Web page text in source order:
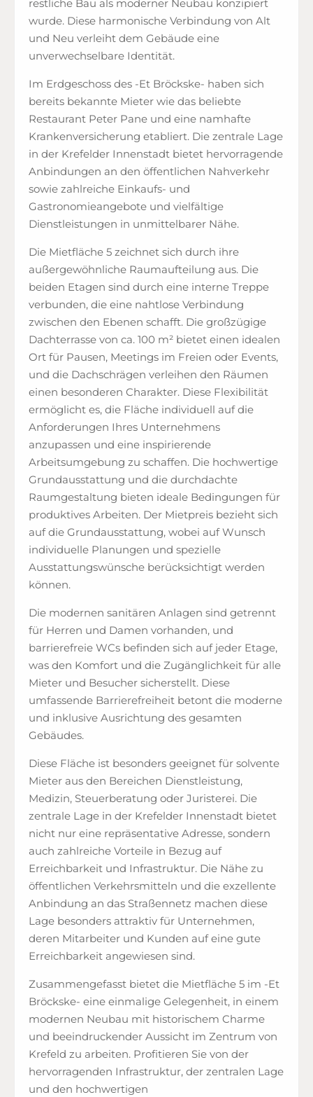
restliche Bau als moderner Neubau konzipiert
wurde. Diese harmonische Verbindung von Alt
und Neu verleiht dem Gebäude eine
unverwechselbare Identität.
Im Erdgeschoss des -Et Bröckske- haben sich
bereits bekannte Mieter wie das beliebte
Restaurant Peter Pane und eine namhafte
Krankenversicherung etabliert. Die zentrale Lage
in der Krefelder Innenstadt bietet hervorragende
Anbindungen an den öffentlichen Nahverkehr
sowie zahlreiche Einkaufs- und
Gastronomieangebote und vielfältige
Dienstleistungen in unmittelbarer Nähe.
Die Mietfläche 5 zeichnet sich durch ihre
außergewöhnliche Raumaufteilung aus. Die
beiden Etagen sind durch eine interne Treppe
verbunden, die eine nahtlose Verbindung
zwischen den Ebenen schafft. Die großzügige
Dachterrasse von ca. 100 m² bietet einen idealen
Ort für Pausen, Meetings im Freien oder Events,
und die Dachschrägen verleihen den Räumen
einen besonderen Charakter. Diese Flexibilität
ermöglicht es, die Fläche individuell auf die
Anforderungen Ihres Unternehmens
anzupassen und eine inspirierende
Arbeitsumgebung zu schaffen. Die hochwertige
Grundausstattung und die durchdachte
Raumgestaltung bieten ideale Bedingungen für
produktives Arbeiten. Der Mietpreis bezieht sich
auf die Grundausstattung, wobei auf Wunsch
individuelle Planungen und spezielle
Ausstattungswünsche berücksichtigt werden
können.
Die modernen sanitären Anlagen sind getrennt
für Herren und Damen vorhanden, und
barrierefreie WCs befinden sich auf jeder Etage,
was den Komfort und die Zugänglichkeit für alle
Mieter und Besucher sicherstellt. Diese
umfassende Barrierefreiheit betont die moderne
und inklusive Ausrichtung des gesamten
Gebäudes.
Diese Fläche ist besonders geeignet für solvente
Mieter aus den Bereichen Dienstleistung,
Medizin, Steuerberatung oder Juristerei. Die
zentrale Lage in der Krefelder Innenstadt bietet
nicht nur eine repräsentative Adresse, sondern
auch zahlreiche Vorteile in Bezug auf
Erreichbarkeit und Infrastruktur. Die Nähe zu
öffentlichen Verkehrsmitteln und die exzellente
Anbindung an das Straßennetz machen diese
Lage besonders attraktiv für Unternehmen,
deren Mitarbeiter und Kunden auf eine gute
Erreichbarkeit angewiesen sind.
Zusammengefasst bietet die Mietfläche 5 im -Et
Bröckske- eine einmalige Gelegenheit, in einem
modernen Neubau mit historischem Charme
und beeindruckender Aussicht im Zentrum von
Krefeld zu arbeiten. Profitieren Sie von der
hervorragenden Infrastruktur, der zentralen Lage
und den hochwertigen